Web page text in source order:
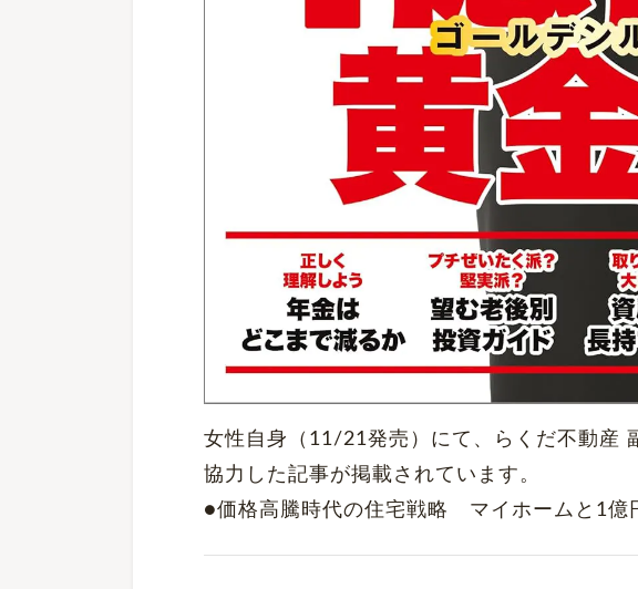
女性自身（11/21発売）にて、らくだ不動産
協力した記事が掲載されています。
●価格高騰時代の住宅戦略 マイホームと1億